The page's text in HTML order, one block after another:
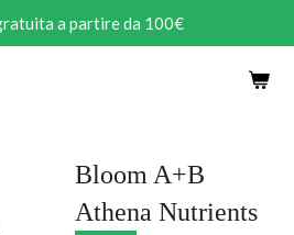
a partire da 100€
Bloom A+B
Athena Nutrients